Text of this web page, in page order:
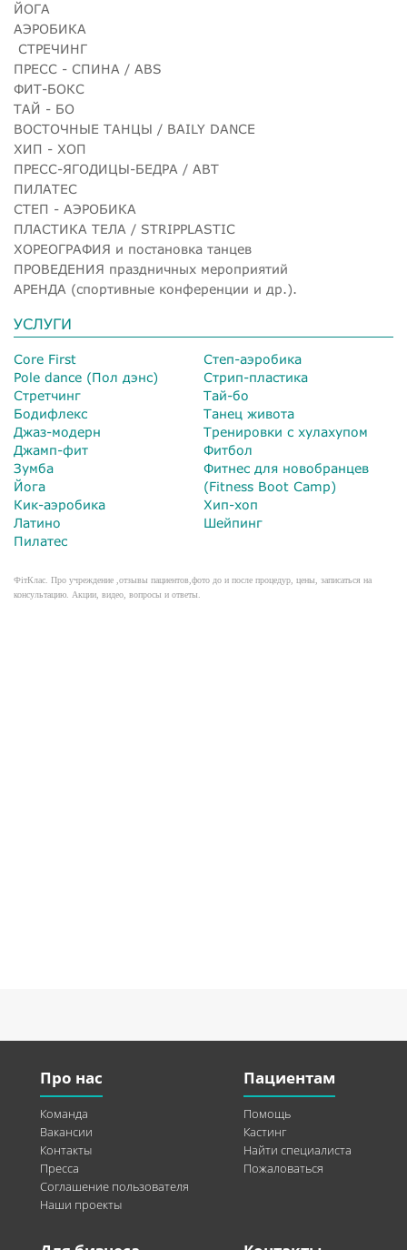
ЙОГА
АЭРОБИКА
СТРЕЧИНГ
ПРЕСС - СПИНА / ABS
ФИТ-БОКС
ТАЙ - БО
ВОСТОЧНЫЕ ТАНЦЫ / BAILY DANCE
ХИП - ХОП
ПРЕСС-ЯГОДИЦЫ-БЕДРА / ABT
ПИЛАТЕС
СТЕП - АЭРОБИКА
ПЛАСТИКА ТЕЛА / STRIPPLASTIC
ХОРЕОГРАФИЯ и постановка танцев
ПРОВЕДЕНИЯ праздничных мероприятий
АРЕНДА (спортивные конференции и др.).
УСЛУГИ
Core First
Pole dance (Пол дэнс)
Стретчинг
Бодифлекс
Джаз-модерн
Джамп-фит
Зумба
Йога
Кик-аэробика
Латино
Пилатес
Степ-аэробика
Стрип-пластика
Тай-бо
Танец живота
Тренировки с хулахупом
Фитбол
Фитнес для новобранцев
(Fitness Boot Camp)
Хип-хоп
Шейпинг
ФітКлас. Про учреждение ,отзывы пациентов,фото до и после процедур, цены, записаться на
консультацию. Акции, видео, вопросы и ответы.
Про нас
Команда
Вакансии
Контакты
Пресса
Соглашение пользователя
Наши проекты
Пациентам
Помощь
Кастинг
Найти специалиста
Пожаловаться